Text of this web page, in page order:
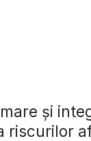
și
riscurilor